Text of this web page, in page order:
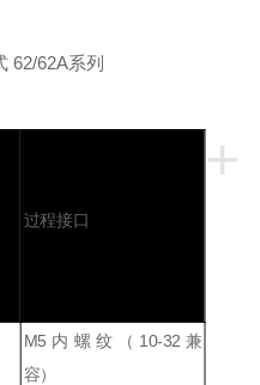
+
过程接口
M5内螺纹（10-32兼
容）